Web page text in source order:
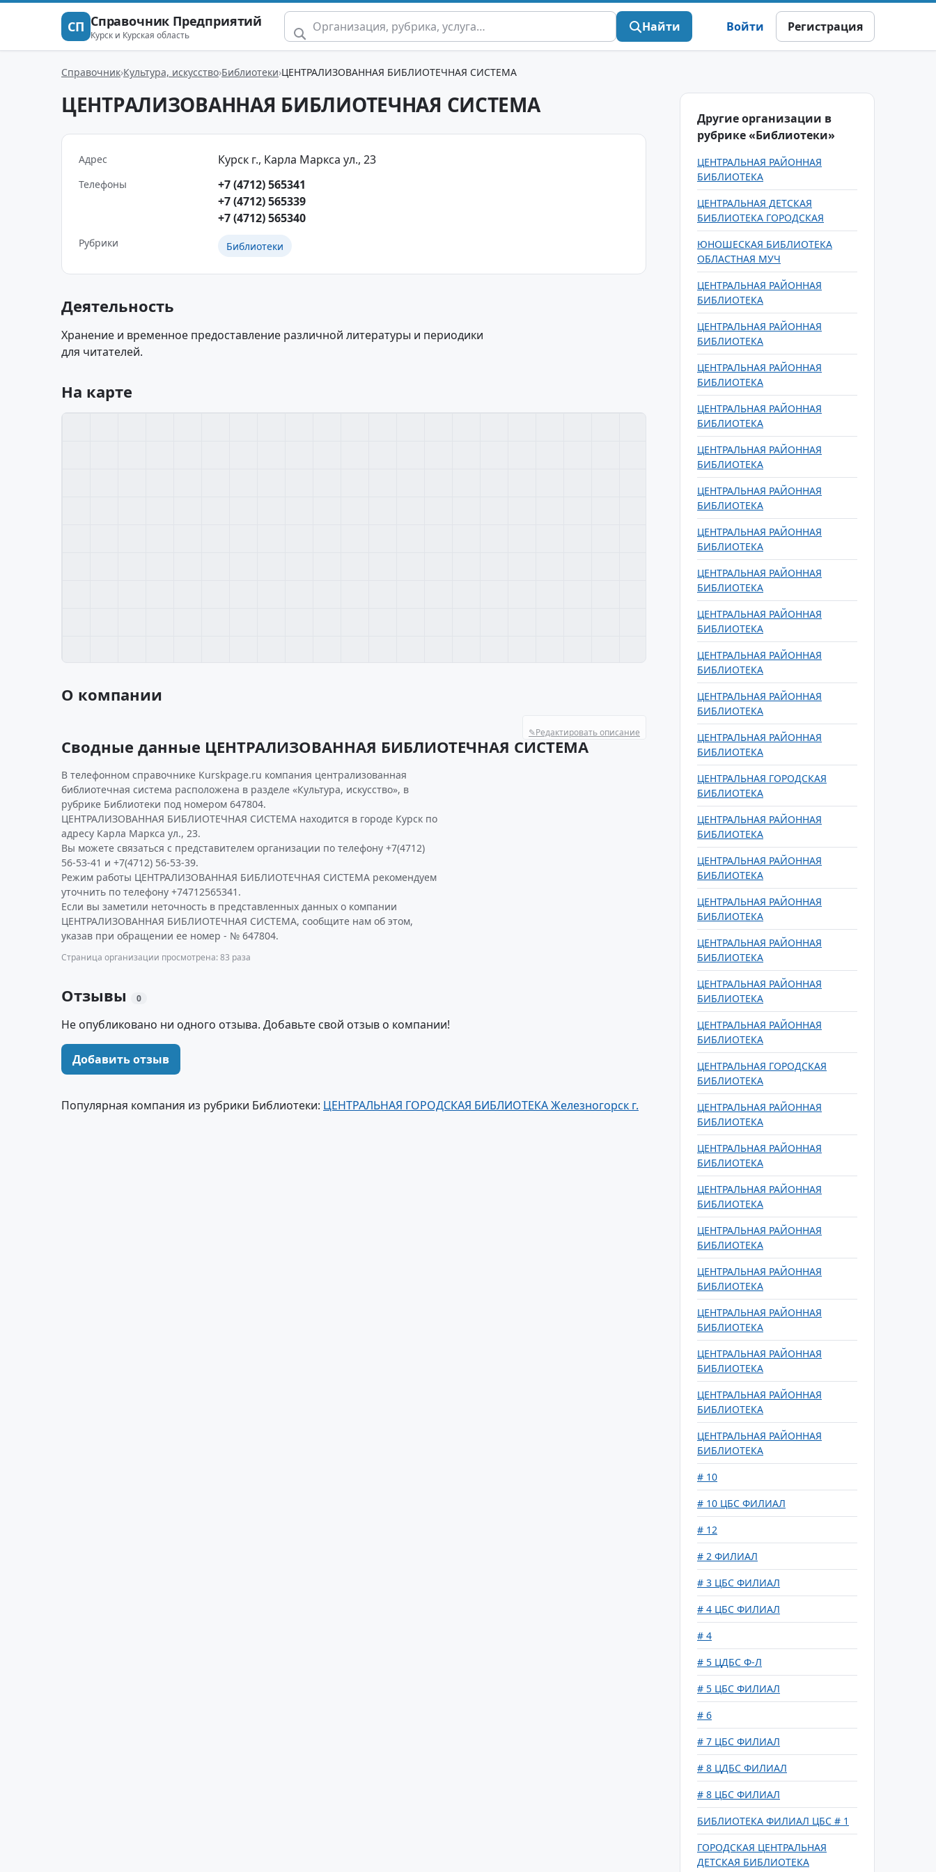
СП Справочник Предприятий
Курск и Курская область
Найти Войти Регистрация
Справочник Культура, искусство Библиотеки ЦЕНТРАЛИЗОВАННАЯ БИБЛИОТЕЧНАЯ СИСТЕМА
ЦЕНТРАЛИЗОВАННАЯ БИБЛИОТЕЧНАЯ СИСТЕМА
Адрес Курск г., Карла Маркса ул., 23
Телефоны
+7 (4712) 565341
+7 (4712) 565339
+7 (4712) 565340
Рубрики Библиотеки
Деятельность
Хранение и временное предоставление различной литературы и периодики
для читателей.
На карте
О компании
✎Редактировать описание
Сводные данные ЦЕНТРАЛИЗОВАННАЯ БИБЛИОТЕЧНАЯ СИСТЕМА
В телефонном справочнике Kurskpage.ru компания централизованная
библиотечная система расположена в разделе «Культура, искусство», в
рубрике Библиотеки под номером 647804.
ЦЕНТРАЛИЗОВАННАЯ БИБЛИОТЕЧНАЯ СИСТЕМА находится в городе Курск по
адресу Карла Маркса ул., 23.
Вы можете связаться с представителем организации по телефону +7(4712)
56-53-41 и +7(4712) 56-53-39.
Режим работы ЦЕНТРАЛИЗОВАННАЯ БИБЛИОТЕЧНАЯ СИСТЕМА рекомендуем
уточнить по телефону +74712565341.
Если вы заметили неточность в представленных данных о компании
ЦЕНТРАЛИЗОВАННАЯ БИБЛИОТЕЧНАЯ СИСТЕМА, сообщите нам об этом,
указав при обращении ее номер - № 647804.
Страница организации просмотрена: 83 раза
Отзывы 0
Не опубликовано ни одного отзыва. Добавьте свой отзыв о компании!
Добавить отзыв
Популярная компания из рубрики Библиотеки: ЦЕНТРАЛЬНАЯ ГОРОДСКАЯ БИБЛИОТЕКА Железногорск г.
Другие организации в
рубрике «Библиотеки»
ЦЕНТРАЛЬНАЯ РАЙОННАЯ
БИБЛИОТЕКА
ЦЕНТРАЛЬНАЯ ДЕТСКАЯ
БИБЛИОТЕКА ГОРОДСКАЯ
ЮНОШЕСКАЯ БИБЛИОТЕКА
ОБЛАСТНАЯ МУЧ
ЦЕНТРАЛЬНАЯ РАЙОННАЯ
БИБЛИОТЕКА
ЦЕНТРАЛЬНАЯ РАЙОННАЯ
БИБЛИОТЕКА
ЦЕНТРАЛЬНАЯ РАЙОННАЯ
БИБЛИОТЕКА
ЦЕНТРАЛЬНАЯ РАЙОННАЯ
БИБЛИОТЕКА
ЦЕНТРАЛЬНАЯ РАЙОННАЯ
БИБЛИОТЕКА
ЦЕНТРАЛЬНАЯ РАЙОННАЯ
БИБЛИОТЕКА
ЦЕНТРАЛЬНАЯ РАЙОННАЯ
БИБЛИОТЕКА
ЦЕНТРАЛЬНАЯ РАЙОННАЯ
БИБЛИОТЕКА
ЦЕНТРАЛЬНАЯ РАЙОННАЯ
БИБЛИОТЕКА
ЦЕНТРАЛЬНАЯ РАЙОННАЯ
БИБЛИОТЕКА
ЦЕНТРАЛЬНАЯ РАЙОННАЯ
БИБЛИОТЕКА
ЦЕНТРАЛЬНАЯ РАЙОННАЯ
БИБЛИОТЕКА
ЦЕНТРАЛЬНАЯ ГОРОДСКАЯ
БИБЛИОТЕКА
ЦЕНТРАЛЬНАЯ РАЙОННАЯ
БИБЛИОТЕКА
ЦЕНТРАЛЬНАЯ РАЙОННАЯ
БИБЛИОТЕКА
ЦЕНТРАЛЬНАЯ РАЙОННАЯ
БИБЛИОТЕКА
ЦЕНТРАЛЬНАЯ РАЙОННАЯ
БИБЛИОТЕКА
ЦЕНТРАЛЬНАЯ РАЙОННАЯ
БИБЛИОТЕКА
ЦЕНТРАЛЬНАЯ РАЙОННАЯ
БИБЛИОТЕКА
ЦЕНТРАЛЬНАЯ ГОРОДСКАЯ
БИБЛИОТЕКА
ЦЕНТРАЛЬНАЯ РАЙОННАЯ
БИБЛИОТЕКА
ЦЕНТРАЛЬНАЯ РАЙОННАЯ
БИБЛИОТЕКА
ЦЕНТРАЛЬНАЯ РАЙОННАЯ
БИБЛИОТЕКА
ЦЕНТРАЛЬНАЯ РАЙОННАЯ
БИБЛИОТЕКА
ЦЕНТРАЛЬНАЯ РАЙОННАЯ
БИБЛИОТЕКА
ЦЕНТРАЛЬНАЯ РАЙОННАЯ
БИБЛИОТЕКА
ЦЕНТРАЛЬНАЯ РАЙОННАЯ
БИБЛИОТЕКА
ЦЕНТРАЛЬНАЯ РАЙОННАЯ
БИБЛИОТЕКА
ЦЕНТРАЛЬНАЯ РАЙОННАЯ
БИБЛИОТЕКА
# 10
# 10 ЦБС ФИЛИАЛ
# 12
# 2 ФИЛИАЛ
# 3 ЦБС ФИЛИАЛ
# 4 ЦБС ФИЛИАЛ
# 4
# 5 ЦДБС Ф-Л
# 5 ЦБС ФИЛИАЛ
# 6
# 7 ЦБС ФИЛИАЛ
# 8 ЦДБС ФИЛИАЛ
# 8 ЦБС ФИЛИАЛ
БИБЛИОТЕКА ФИЛИАЛ ЦБС # 1
ГОРОДСКАЯ ЦЕНТРАЛЬНАЯ
ДЕТСКАЯ БИБЛИОТЕКА